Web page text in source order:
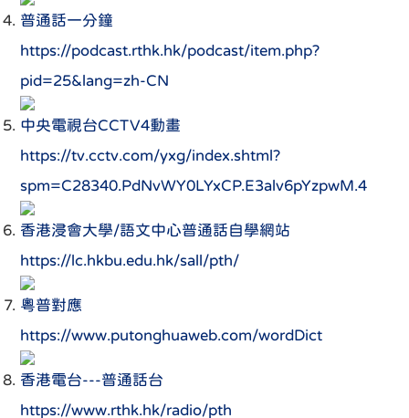
普通話一分鐘
https://podcast.rthk.hk/podcast/item.php?
pid=25&lang=zh-CN
中央電視台CCTV4動畫
https://tv.cctv.com/yxg/index.shtml?
spm=C28340.PdNvWY0LYxCP.E3alv6pYzpwM.4
香港浸會大學/語文中心普通話自學網站
https://lc.hkbu.edu.hk/sall/pth/
粵普對應
https://www.putonghuaweb.com/wordDict
香港電台---普通話台
https://www.rthk.hk/radio/pth